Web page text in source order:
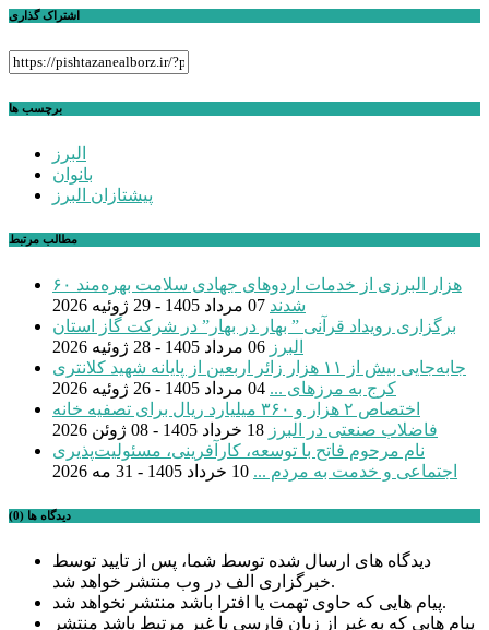
اشتراک گذاری
برچسب ها
البرز
بانوان
پیشتازان البرز
مطالب مرتبط
۶۰ هزار البرزی از خدمات اردوهای جهادی سلامت بهره‌مند
شدند 07 مرداد 1405 - 29 ژوئیه 2026
برگزاری رویداد قرآنی ” بهار در بهار” در شرکت گاز استان
البرز 06 مرداد 1405 - 28 ژوئیه 2026
جابه‌جایی بیش از ۱۱ هزار زائر اربعین از پایانه شهید کلانتری
کرج به مرزهای ... 04 مرداد 1405 - 26 ژوئیه 2026
اختصاص ۲ هزار و ۳۶۰ میلیارد ریال برای تصفیه خانه
فاضلاب صنعتی در البرز 18 خرداد 1405 - 08 ژوئن 2026
نام مرحوم فاتح با توسعه، کارآفرینی، مسئولیت‌پذیری
اجتماعی و خدمت به مردم ... 10 خرداد 1405 - 31 مه 2026
دیدگاه ها (0)
دیدگاه های ارسال شده توسط شما، پس از تایید توسط
خبرگزاری الف در وب منتشر خواهد شد.
پیام هایی که حاوی تهمت یا افترا باشد منتشر نخواهد شد.
پیام هایی که به غیر از زبان فارسی یا غیر مرتبط باشد منتشر